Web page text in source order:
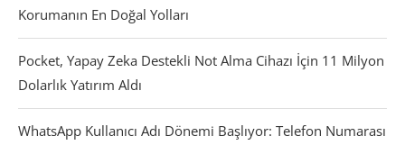
Korumanın En Doğal Yolları
Pocket, Yapay Zeka Destekli Not Alma Cihazı İçin 11 Milyon
Dolarlık Yatırım Aldı
WhatsApp Kullanıcı Adı Dönemi Başlıyor: Telefon Numarası